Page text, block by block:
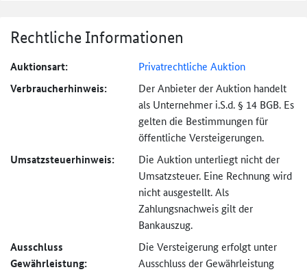
Rechtliche Informationen
Auktionsart: Privatrechtliche Auktion
Verbraucher­hinweis:
Der Anbieter der Auktion handelt
als Unternehmer i.S.d. § 14 BGB. Es
gelten die Bestimmungen für
öffentliche Versteigerungen.
Umsatzsteuer­hinweis:
Die Auktion unterliegt nicht der
Umsatzsteuer. Eine Rechnung wird
nicht ausgestellt. Als
Zahlungsnachweis gilt der
Bankauszug.
Ausschluss
Gewährleistung:
Die Versteigerung erfolgt unter
Ausschluss der Gewährleistung